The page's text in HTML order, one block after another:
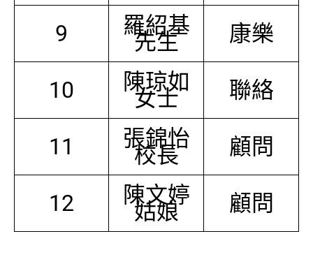
9 羅紹基
先生 康樂
10 陳琼如
女士 聯絡
11 張錦怡
校長 顧問
12 陳文婷
姑娘 顧問